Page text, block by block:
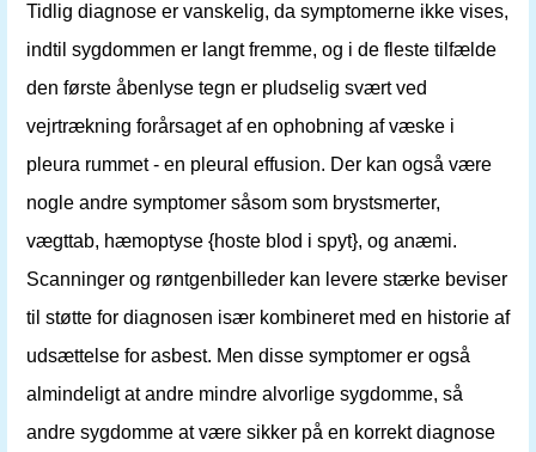
Tidlig diagnose er vanskelig, da symptomerne ikke vises,
indtil sygdommen er langt fremme, og i de fleste tilfælde
den første åbenlyse tegn er pludselig svært ved
vejrtrækning forårsaget af en ophobning af væske i
pleura rummet - en pleural effusion. Der kan også være
nogle andre symptomer såsom som brystsmerter,
vægttab, hæmoptyse {hoste blod i spyt}, og anæmi.
Scanninger og røntgenbilleder kan levere stærke beviser
til støtte for diagnosen især kombineret med en historie af
udsættelse for asbest. Men disse symptomer er også
almindeligt at andre mindre alvorlige sygdomme, så
andre sygdomme at være sikker på en korrekt diagnose